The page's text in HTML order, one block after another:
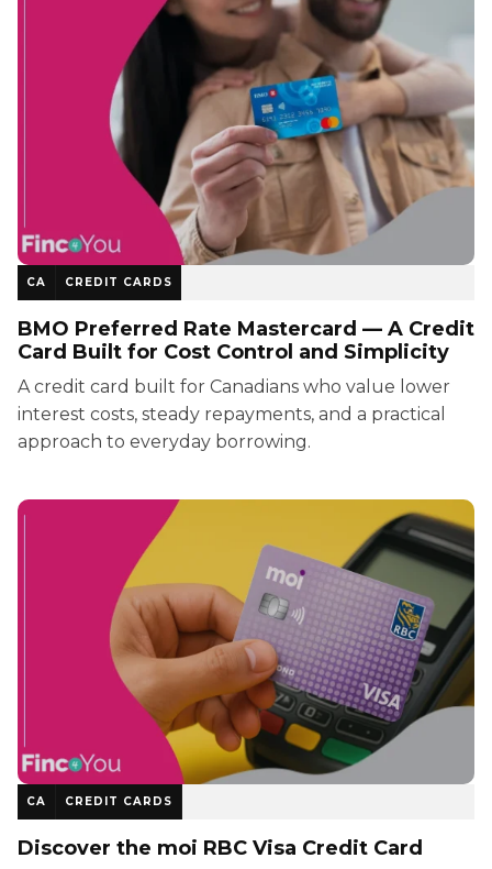
CA CREDIT CARDS
BMO Preferred Rate Mastercard — A Credit
Card Built for Cost Control and Simplicity
A credit card built for Canadians who value lower
interest costs, steady repayments, and a practical
approach to everyday borrowing.
CA CREDIT CARDS
Discover the moi RBC Visa Credit Card